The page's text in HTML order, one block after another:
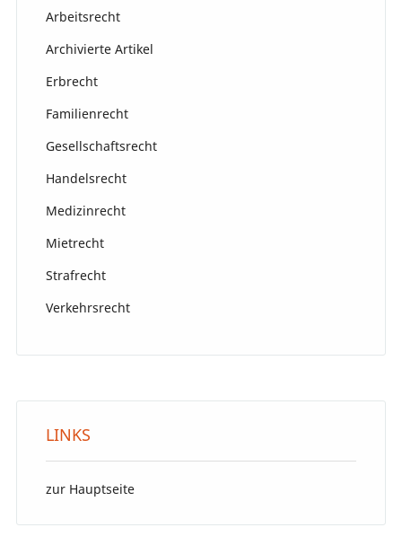
Arbeitsrecht
Archivierte Artikel
Erbrecht
Familienrecht
Gesellschaftsrecht
Handelsrecht
Medizinrecht
Mietrecht
Strafrecht
Verkehrsrecht
LINKS
zur Hauptseite